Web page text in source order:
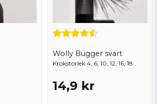
Wolly Bugger svart
Krokstorlek 4, 6, 10, 12, 16, 18
14,9 kr
Skicka fråga